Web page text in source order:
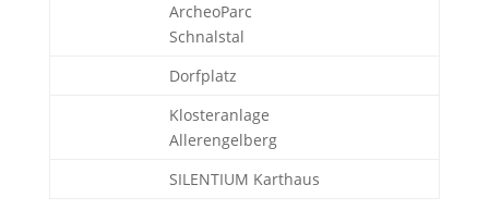
ArcheoParc
Schnalstal
Dorfplatz
Klosteranlage
Allerengelberg
SILENTIUM Karthaus